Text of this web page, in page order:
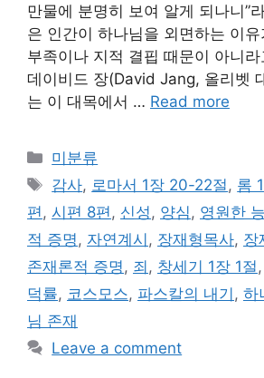
만물에 분명히 보여 알게 되나니”
은 인간이 하나님을 외면하는 이
부족이나 지적 결핍 때문이 아니
데이비드 장(David Jang, 올리벳
는 이 대목에서 … Read more
Categories
미분류
Tags
감사, 로마서 1장 20-22절 , 롬
편 , 시편 8편 , 신성 , 양심 , 영원한
적 증명 , 자연계시 , 장재형목사, 장
존재론적 증명 , 죄 , 창세기 1장 1절 ,
덕률, 코스모스, 파스칼의 내기 , 하
님 존재
Leave a comment